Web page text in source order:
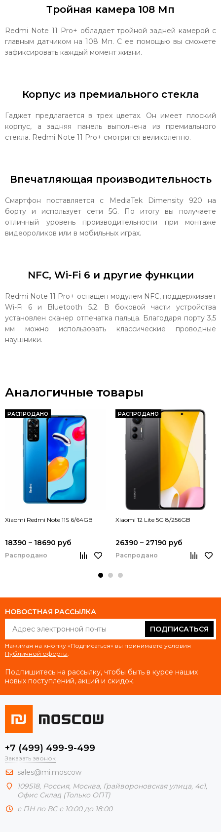
Тройная камера 108 Мп
Redmi Note 11 Pro+ обладает тройной задней камерой с
главным датчиком на 108 Мп. С ее помощью вы сможете
зафиксировать каждый момент жизни.
Корпус из премиального стекла
Гаджет предлагается в трех цветах. Он имеет плоский
корпус, а задняя панель выполнена из премиального
стекла. Redmi Note 11 Pro+ смотрится великолепно.
Впечатляющая производительность
Смартфон поставляется с MediaTek Dimensity 920 на
борту и использует сети 5G. По итогу вы получаете
отличный уровень производительности при монтаже
видеороликов или в мобильных играх.
NFC, Wi-Fi 6 и другие функции
Redmi Note 11 Pro+ оснащен модулем NFC, поддерживает
Wi-Fi 6 и Bluetooth 5.2. В боковой части устройства
установлен сканер отпечатка пальца. Благодаря порту 3,5
мм можно использовать классические проводные
наушники.
Аналогичные товары
РАСПРОДАНО
Xiaomi Redmi Note 11S 6/64GB
18390 – 18690 руб
Распродано
РАСПРОДАНО
Xiaomi 12 Lite 5G 8/256GB
26390 – 27190 руб
Распродано
НОВОСТНАЯ РАССЫЛКА
ПОДПИСАТЬСЯ
Нажимая на кнопку «Подписаться» вы принимаете условия
Публичной оферты.
Подпишитесь на рассылку, чтобы быть в курсе наших
новых поступлений, акций и скидок.
+7 (499) 499-9-499
Заказать звонок
sales@mi.moscow
109518, Россия, Москва, Грайвороновская улица, 4с1,
Офис Склад (Только ОПТ)
с ПН по ВС с 10:00 до 18:00